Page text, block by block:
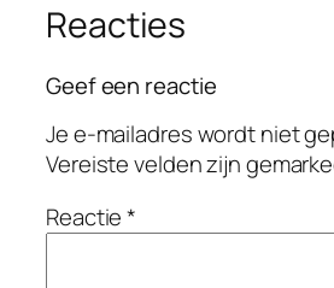
Reacties
Geef een reactie
Je e-mailadres wordt niet
Vereiste velden zijn
Reactie*